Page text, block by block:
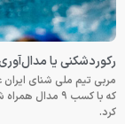
رکوردشکنی یا
مربی تیم ملی شنای
که با کسب ۹
کرد.